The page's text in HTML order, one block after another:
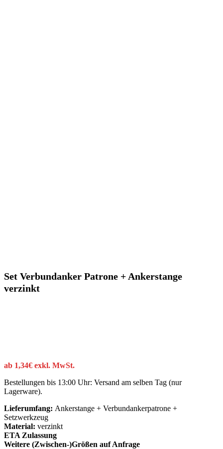
Set Verbundanker Patrone + Ankerstange
verzinkt
ab 1,34€ exkl. MwSt.
Bestellungen bis 13:00 Uhr: Versand am selben Tag (nur
Lagerware).
Lieferumfang: Ankerstange + Verbundankerpatrone +
Setzwerkzeug
Material: verzinkt
ETA Zulassung
Weitere (Zwischen-)Größen auf Anfrage